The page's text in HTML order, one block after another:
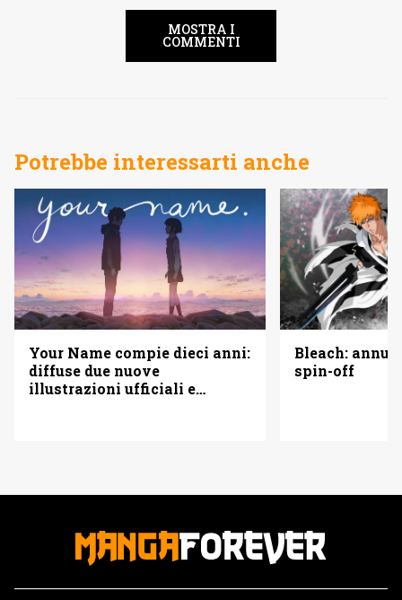
MOSTRA I
COMMENTI
Potrebbe interessarti anche
Your Name compie dieci anni:
diffuse due nuove
illustrazioni ufficiali e
Bleach:
spin-off